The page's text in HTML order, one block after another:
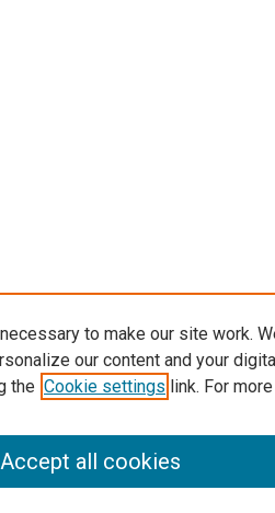
to make our site work.
our content and your
the Cookie settings link. For
Accept all cookies